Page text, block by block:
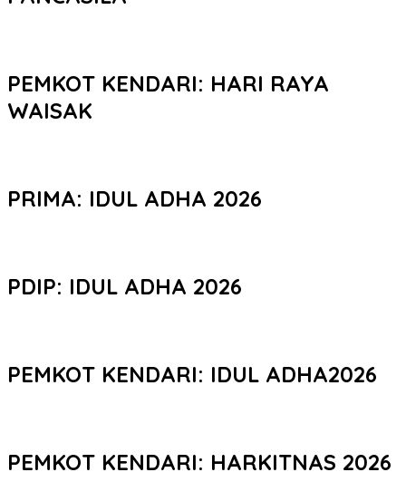
PEMKOT KENDARI: HARI RAYA
WAISAK
PRIMA: IDUL ADHA 2026
PDIP: IDUL ADHA 2026
PEMKOT KENDARI: IDUL ADHA2026
PEMKOT KENDARI: HARKITNAS 2026